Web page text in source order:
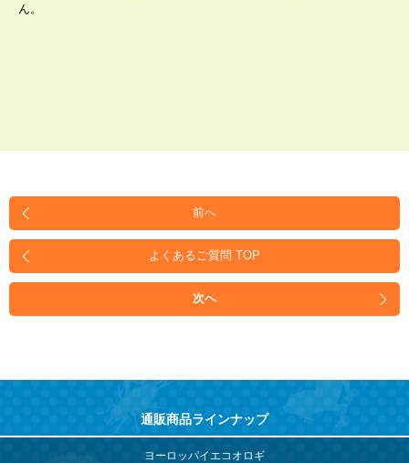
ん。
前へ
よくあるご質問 TOP
次へ
通販商品ラインナップ
ヨーロッパイエコオロギ